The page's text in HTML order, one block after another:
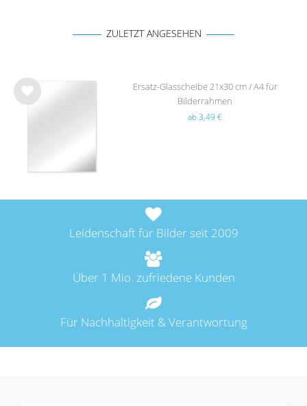
ZULETZT ANGESEHEN
Wu
Ersatz-Glasscheibe 21x30 cm / A4 für
Bilderrahmen
ab 3,49 €
Leidenschaft für Bilder seit 2009
Über 1 Mio. zufriedene Kunden
Für Nachhaltigkeit & Verantwortung